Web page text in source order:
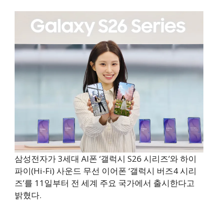
삼성전자가 3세대 AI폰 ‘갤럭시 S26 시리즈’와 하이
파이(Hi-Fi) 사운드 무선 이어폰 ‘갤럭시 버즈4 시리
즈’를 11일부터 전 세계 주요 국가에서 출시한다고
밝혔다.